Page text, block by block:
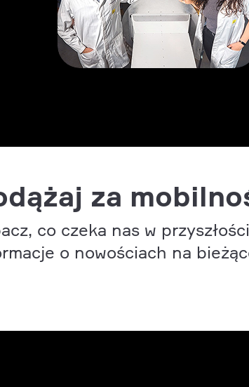
za
co czeka nas w
o nowościach na